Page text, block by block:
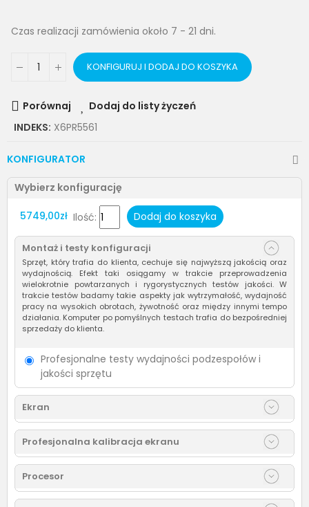
Czas realizacji zamówienia około 7 - 21 dni.
KONFIGURUJ I DODAJ DO KOSZYKA
Porównaj
Dodaj do listy życzeń
INDEKS: X6PR5561
KONFIGURATOR
Wybierz konfigurację
5749,00zł Ilość: Dodaj do koszyka
Montaż i testy konfiguracji
Sprzęt, który trafia do klienta, cechuje się najwyższą jakością oraz
wydajnością. Efekt taki osiągamy w trakcie przeprowadzenia
wielokrotnie powtarzanych i rygorystycznych testów jakości. W
trakcie testów badamy takie aspekty jak wytrzymałość, wydajność
pracy na wysokich obrotach, żywotność oraz między innymi tempo
działania. Komputer po pomyślnych testach trafia do bezpośredniej
sprzedaży do klienta.
Profesjonalne testy wydajności podzespołów i
jakości sprzętu
Ekran
Profesjonalna kalibracja ekranu
Procesor